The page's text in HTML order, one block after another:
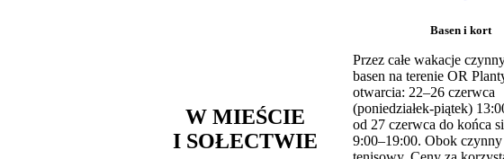
W MIEŚCIE
I SOŁECTWIE
Basen i kort
Przez całe wakacje
basen na terenie OR
otwarcia: 22–26 czerwca
(poniedziałek-piątek)
od 27 czerwca do końca
9:00–19:00. Obok